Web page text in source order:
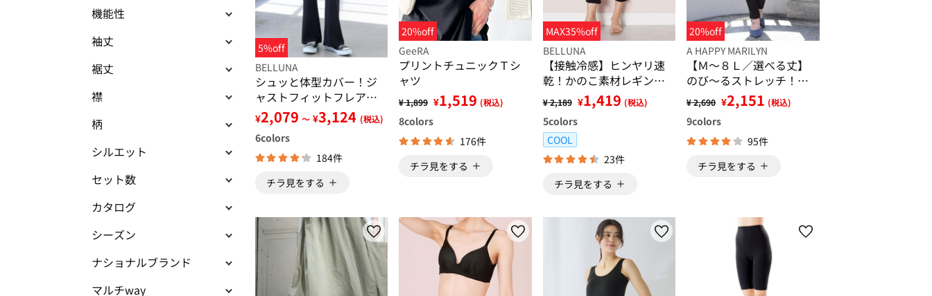
機能性
袖丈
裾丈
襟
柄
シルエット
セット数
カタログ
シーズン
ナショナルブランド
マルチway
5%off
BELLUNA
シュッと体型カバー！ジ
ャストフィットフレアー
パンツ
¥2,079 ～ ¥3,124 (税込)
6colors
184件
チラ見をする
20%off
GeeRA
プリントチュニックＴシ
ャツ
¥ 1,899 ¥1,519 (税込)
8colors
176件
チラ見をする
MAX35%off
BELLUNA
【接触冷感】ヒンヤリ速
乾！かのこ素材レギンス
パンツ
¥ 2,189 ¥1,419 (税込)
5colors
COOL
23件
チラ見をする
20%off
A HAPPY MARILYN
【Ｍ～８Ｌ／選べる丈】
のび～るストレッチ！魔
法の美脚レギンスパンツ
¥ 2,690 ¥2,151 (税込)
9colors
95件
チラ見をする